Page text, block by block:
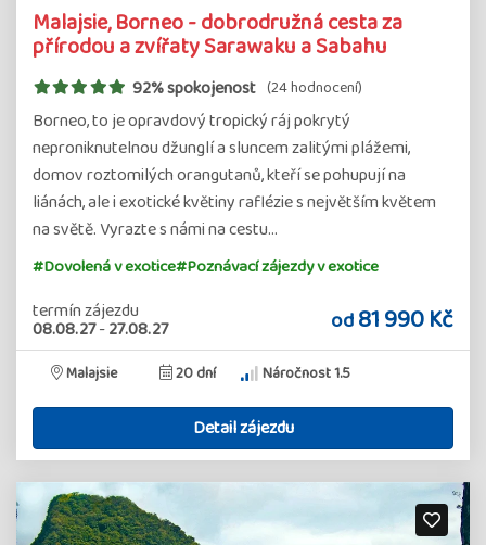
Malajsie, Borneo - dobrodružná cesta za
přírodou a zvířaty Sarawaku a Sabahu
92% spokojenost (24 hodnocení)
Borneo, to je opravdový tropický ráj pokrytý
neproniknutelnou džunglí a sluncem zalitými plážemi,
domov roztomilých orangutanů, kteří se pohupují na
liánách, ale i exotické květiny raflézie s největším květem
na světě. Vyrazte s námi na cestu…
#Dovolená v exotice#Poznávací zájezdy v exotice
termín zájezdu
08.08.27-27.08.27 od81 990 Kč
Malajsie 20 dní Náročnost 1.5
Detail zájezdu